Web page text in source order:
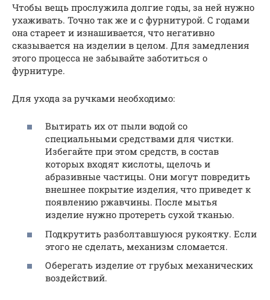
Чтобы вещь прослужила долгие годы, за ней нужно
ухаживать. Точно так же и с фурнитурой. С годами
она стареет и изнашивается, что негативно
сказывается на изделии в целом. Для замедления
этого процесса не забывайте заботиться о
фурнитуре.
Для ухода за ручками необходимо:
Вытирать их от пыли водой со
специальными средствами для чистки.
Избегайте при этом средств, в состав
которых входят кислоты, щелочь и
абразивные частицы. Они могут повредить
внешнее покрытие изделия, что приведет к
появлению ржавчины. После мытья
изделие нужно протереть сухой тканью.
Подкрутить разболтавшуюся рукоятку. Если
этого не сделать, механизм сломается.
Оберегать изделие от грубых механических
воздействий.